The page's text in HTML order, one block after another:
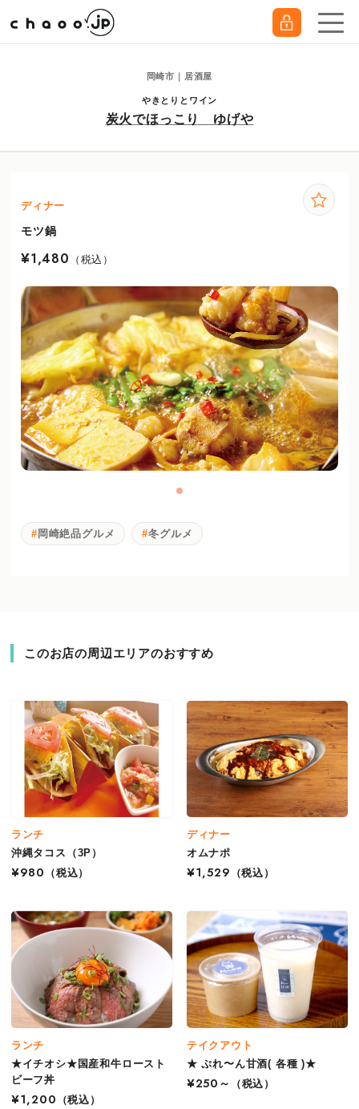
岡崎市｜居酒屋
やきとりとワイン
炭火でほっこり ゆげや
ディナー
モツ鍋
¥1,480 （税込）
岡崎絶品グルメ 冬グルメ
このお店の周辺エリアのおすすめ
ランチ
沖縄タコス（3P）
¥980
（税込）
ディナー
オムナポ
¥1,529
（税込）
ランチ
★イチオシ★国産和牛ロースト
ビーフ丼
¥1,200
（税込）
テイクアウト
★ ぷれ〜ん甘酒( 各種 )★
¥250～
（税込）